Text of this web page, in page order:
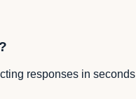
responses in